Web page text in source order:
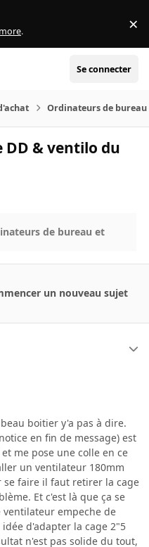
. ×
Se connecter
Ordinateurs de bureau
DD & ventilo du
de bureau et
un nouveau sujet
boitier y'a pas à dire.
en fin de message) est
me pose une colle en ce
un ventilateur 180mm
se faire il faut retirer la cage
Et c'est là que ça se
empeche de
d'adapter la cage 2"5
n'est pas solide du tout,